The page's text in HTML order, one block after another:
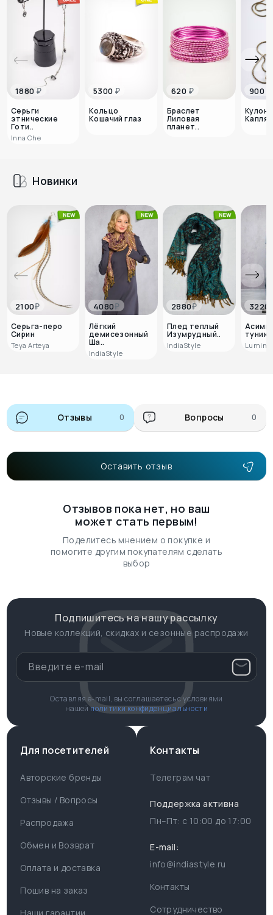
Контакты
Часы работы поддержки
Для пользователя
Информация
1880 ₽
Серьги
этнические
Готи..
Inna Che
5300 ₽
Кольцо
Кошачий глаз
620 ₽
Браслет
Лиловая
планет..
900
Кулон
Капля
Новинки
2100₽
Серьга-перо
Сирин
Teya Arteya
4080₽
Лёгкий
демисезонный
Ша..
IndiaStyle
2880₽
Плед теплый
Изумрудный..
IndiaStyle
3220
Отзывы 0 Вопросы 0
Оставить отзыв
Отзывов пока нет, но ваш
может стать первым!
Поделитесь мнением о покупке и
помогите другим покупателям сделать
выбор
Для посетителей
Авторские бренды
Отзывы / Вопросы
Распродажа
Обмен и Возврат
Оплата и доставка
Пошив на заказ
Подпишитесь на нашу рассылку
Новые коллекций, скидках и сезонные распродажи
Оставляя e-mail, вы соглашаетесь с условиями
нашейполитики конфиденциальности
Контакты
Телеграм чат
Поддержка активна
Пн–Пт: с 10:00 до 17:00
E-mail:
info@indiastyle.ru
Контакты
Сотрудничество